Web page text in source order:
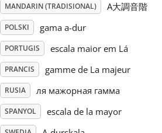
Türkçe
Українська
MANDARIN (TRADISIONAL) A大調音階
POLSKI gama a-dur
PORTUGIS escala maior em Lá
PRANCIS gamme de La majeur
RUSIA ля мажорная гамма
SPANYOL escala de la mayor